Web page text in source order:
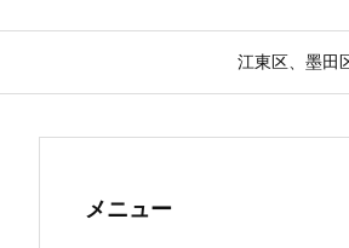
江東区、墨田
メニュー